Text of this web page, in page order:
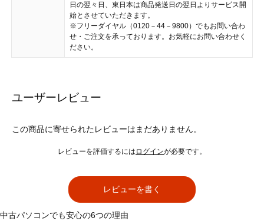
日の翌々日、東日本は商品発送日の翌日よりサービス開
始とさせていただきます。
※フリーダイヤル（0120－44－9800）でもお問い合わ
せ・ご注文を承っております。お気軽にお問い合わせく
ださい。
ユーザーレビュー
この商品に寄せられたレビューはまだありません。
レビューを評価するには ログインが必要です。
レビューを書く
中古パソコンでも安心の6つの理由